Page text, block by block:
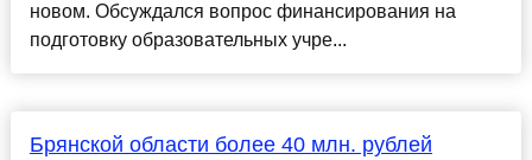
новом. Обсуждался вопрос финансирования на
подготовку образовательных учре...
Брянской области более 40 млн. рублей